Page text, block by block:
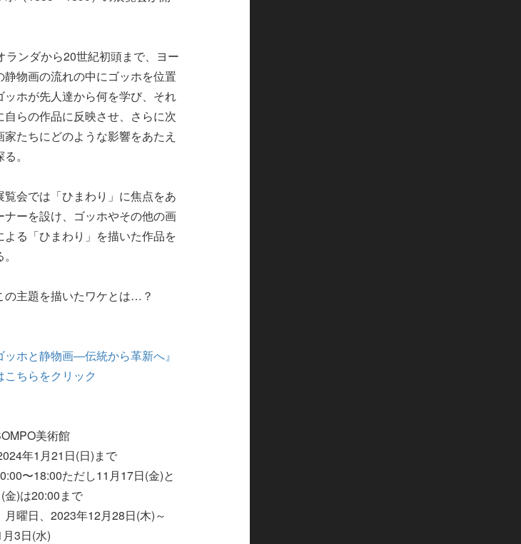
ランダから20世紀初頭まで、ヨー
静物画の流れの中にゴッホを位置
ッホが先人達から何を学び、それ
自らの作品に反映させ、さらに次
家たちにどのような影響をあたえ
。
覧会では「ひまわり」に焦点をあ
ナーを設け、ゴッホやその他の画
よる「ひまわり」を描いた作品を
の主題を描いたワケとは…？
ッホと静物画―伝統から革新へ』
こちらをクリック
美術館
年1月21日(日)まで
〜18:00ただし11月17日(金)と
金)は20:00まで
月曜日、2023年12月28日(木)～
3日(水)